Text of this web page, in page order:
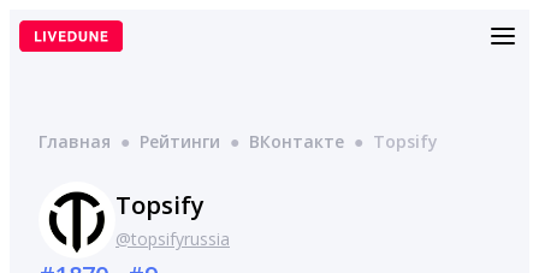
Перейти
Главная ● Рейтинги ● ВКонтакте ● Topsify
Topsify
@topsifyrussia